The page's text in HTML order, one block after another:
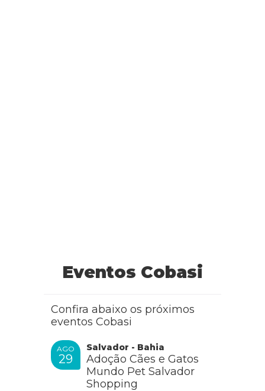
Eventos Cobasi
Confira abaixo os próximos
eventos Cobasi
AGO
29
Salvador - Bahia
Adoção Cães e Gatos
Mundo Pet Salvador
Shopping